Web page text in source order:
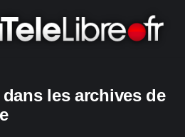
les archives de